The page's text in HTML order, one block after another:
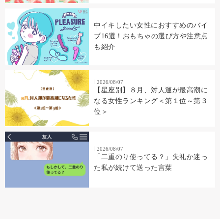
中イキしたい女性におすすめのバイ
ブ16選！おもちゃの選び方や注意点
も紹介
2026/08/07
【星座別】８月、対人運が最高潮に
なる女性ランキング＜第１位～第３
位＞
2026/08/07
「二重のり使ってる？」失礼か迷っ
た私が続けて送った言葉